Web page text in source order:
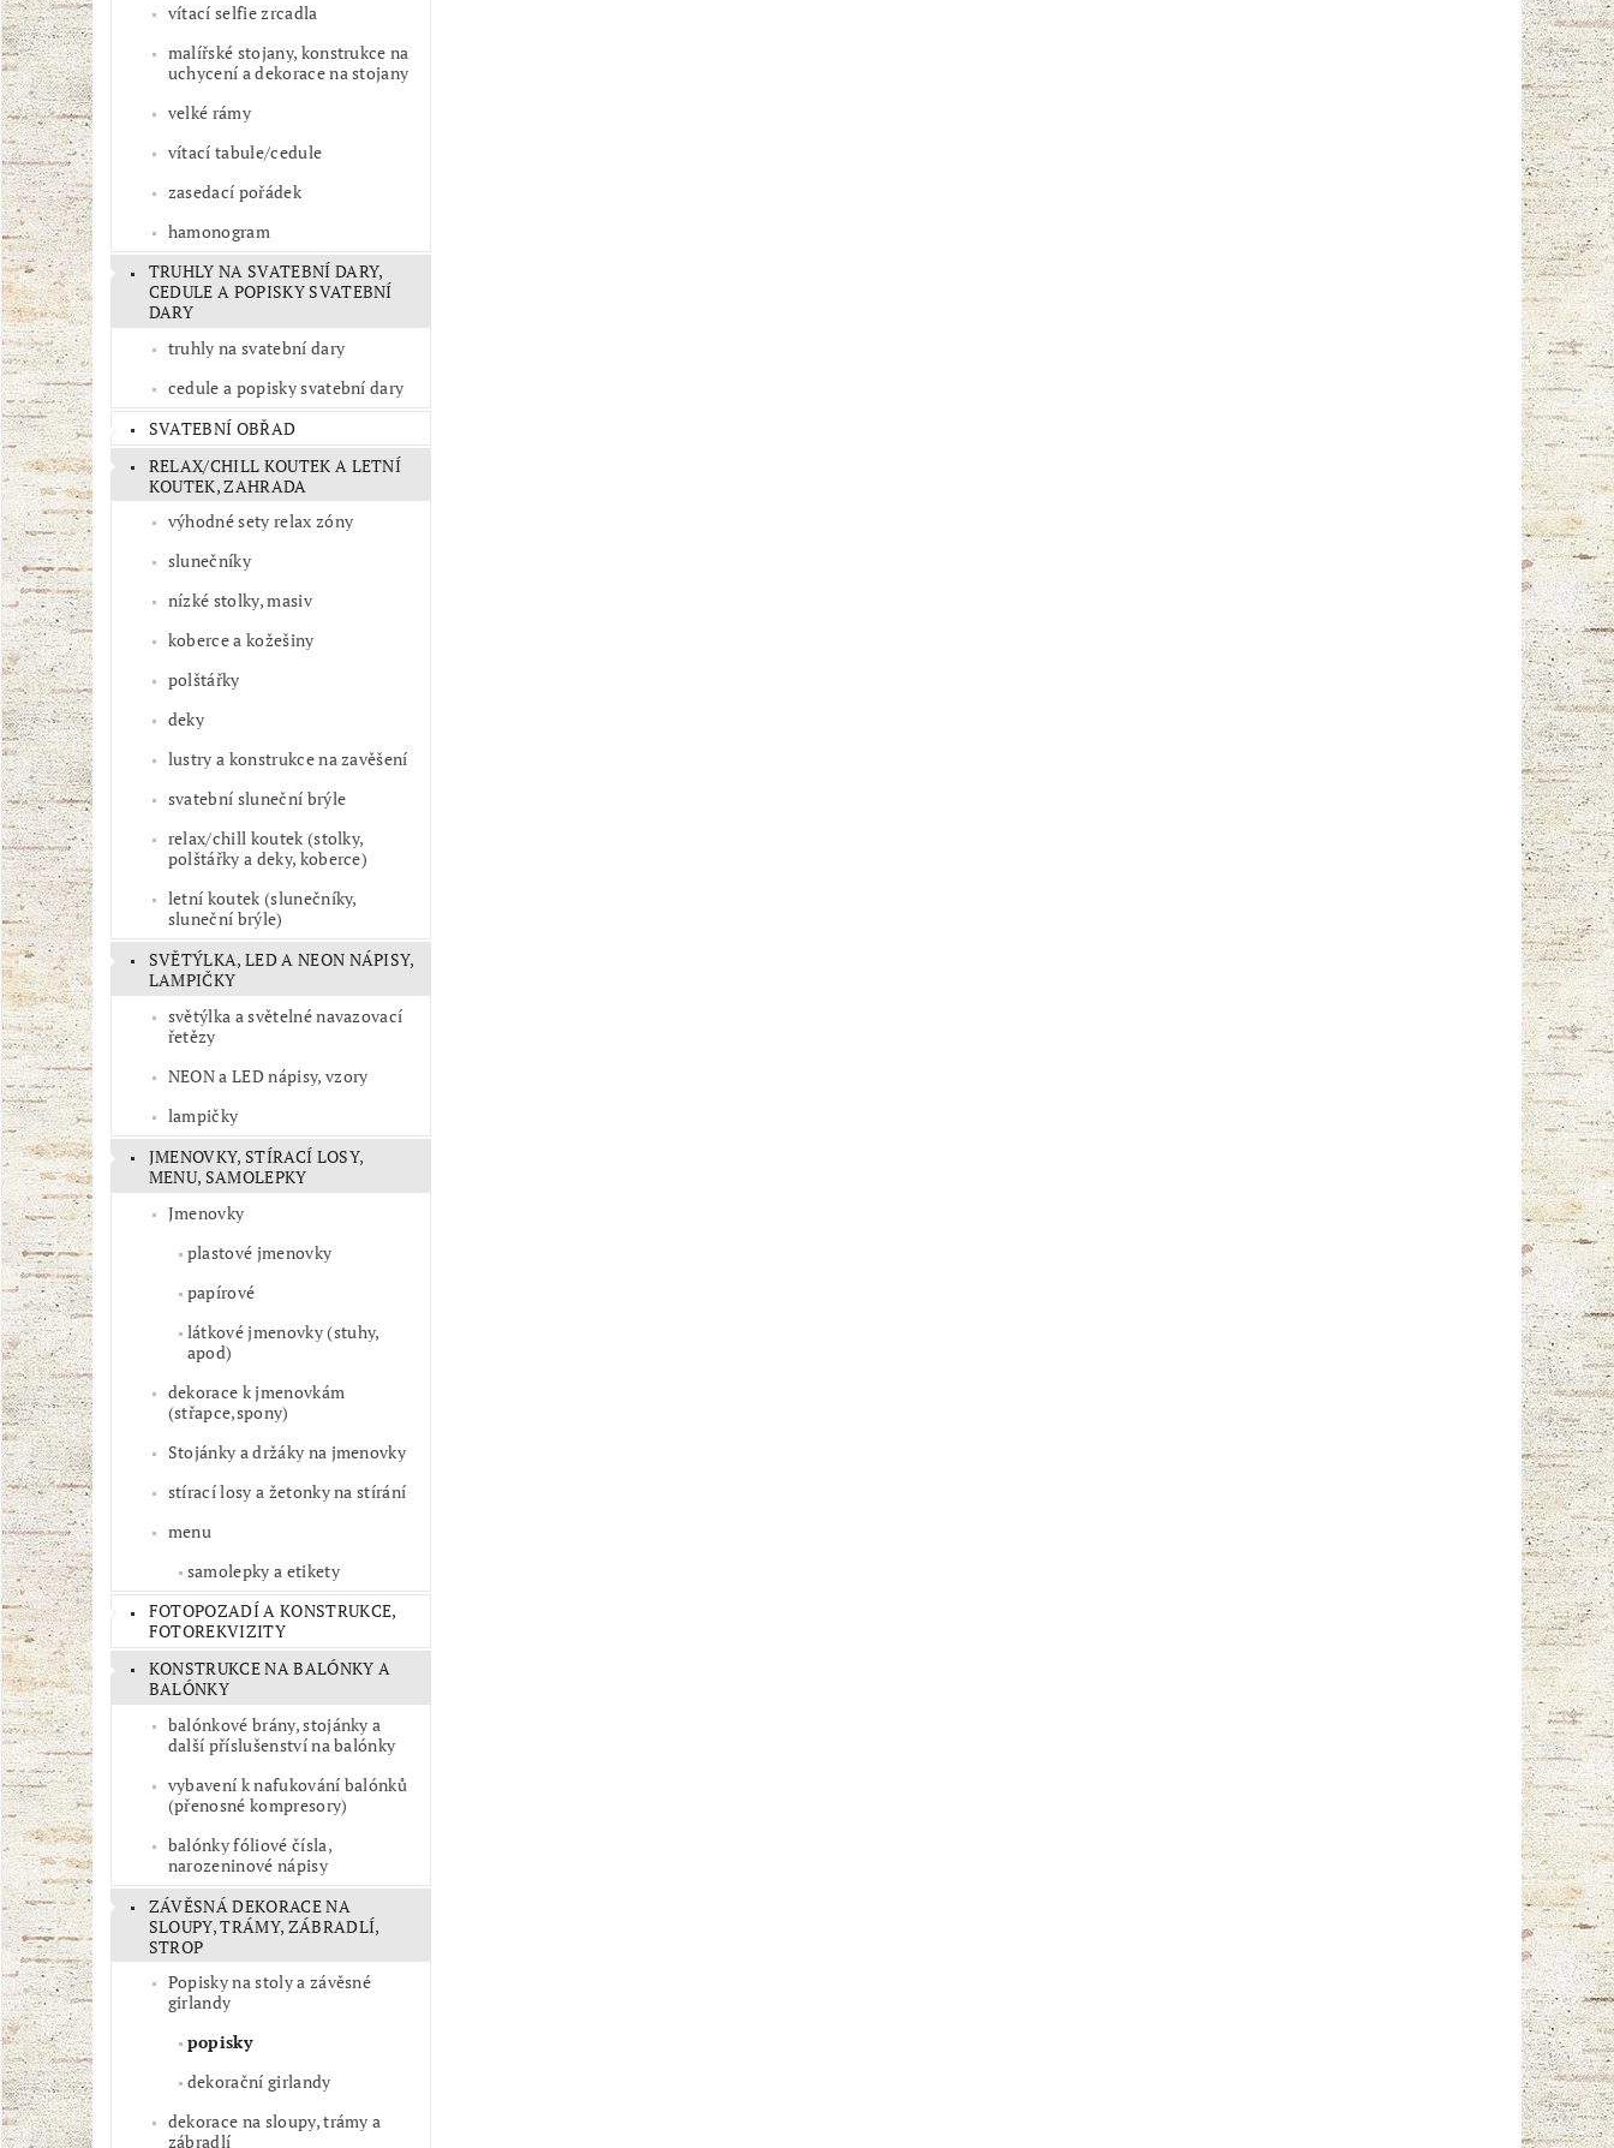
vítací selfie zrcadla
malířské stojany, konstrukce na
uchycení a dekorace na stojany
velké rámy
vítací tabule/cedule
zasedací pořádek
hamonogram
TRUHLY NA SVATEBNÍ DARY,
CEDULE A POPISKY SVATEBNÍ
DARY
truhly na svatební dary
cedule a popisky svatební dary
SVATEBNÍ OBŘAD
RELAX/CHILL KOUTEK A LETNÍ
KOUTEK, ZAHRADA
výhodné sety relax zóny
slunečníky
nízké stolky, masiv
koberce a kožešiny
polštářky
deky
lustry a konstrukce na zavěšení
svatební sluneční brýle
relax/chill koutek (stolky,
polštářky a deky, koberce)
letní koutek (slunečníky,
sluneční brýle)
SVĚTÝLKA, LED A NEON NÁPISY,
LAMPIČKY
světýlka a světelné navazovací
řetězy
NEON a LED nápisy, vzory
lampičky
JMENOVKY, STÍRACÍ LOSY,
MENU, SAMOLEPKY
Jmenovky
plastové jmenovky
papírové
látkové jmenovky (stuhy,
apod)
dekorace k jmenovkám
(střapce,spony)
Stojánky a držáky na jmenovky
stírací losy a žetonky na stírání
menu
samolepky a etikety
FOTOPOZADÍ A KONSTRUKCE,
FOTOREKVIZITY
KONSTRUKCE NA BALÓNKY A
BALÓNKY
balónkové brány, stojánky a
další příslušenství na balónky
vybavení k nafukování balónků
(přenosné kompresory)
balónky fóliové čísla,
narozeninové nápisy
ZÁVĚSNÁ DEKORACE NA
SLOUPY, TRÁMY, ZÁBRADLÍ,
STROP
Popisky na stoly a závěsné
girlandy
popisky
dekorační girlandy
dekorace na sloupy, trámy a
zábradlí